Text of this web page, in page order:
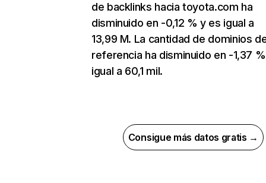
de backlinks hacia toyota.com ha
disminuido en -0,12 % y es igual a
13,99 M. La cantidad de dominios
referencia ha disminuido en -1,37
igual a 60,1 mil.
Consigue más datos gratis →